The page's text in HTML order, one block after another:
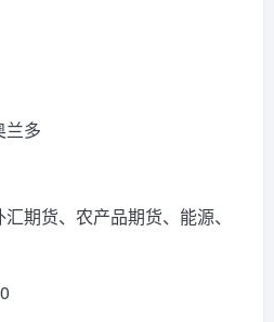
兰多
期货、农产品期货、能源、